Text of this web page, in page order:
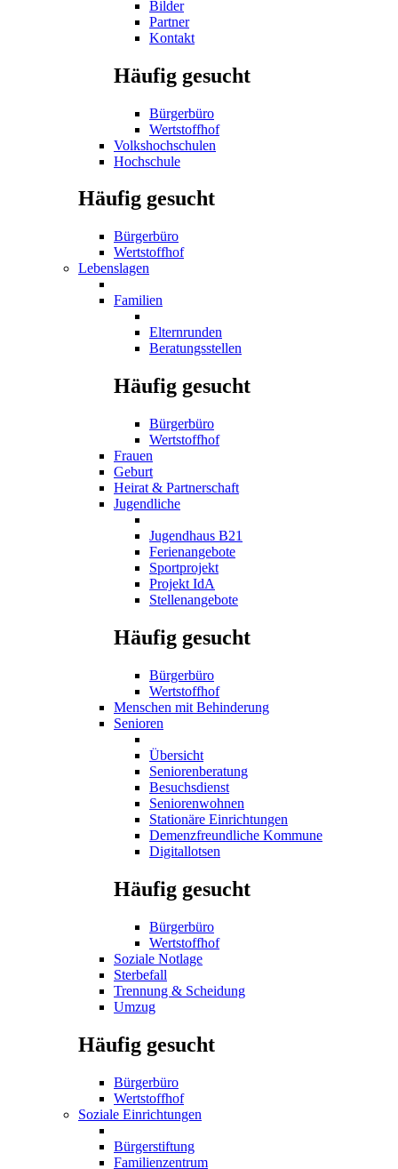
Bilder
Partner
Kontakt
Häufig gesucht
Bürgerbüro
Wertstoffhof
Volkshochschulen
Hochschule
Häufig gesucht
Bürgerbüro
Wertstoffhof
Lebenslagen
Familien
Elternrunden
Beratungsstellen
Häufig gesucht
Bürgerbüro
Wertstoffhof
Frauen
Geburt
Heirat & Partnerschaft
Jugendliche
Jugendhaus B21
Ferienangebote
Sportprojekt
Projekt IdA
Stellenangebote
Häufig gesucht
Bürgerbüro
Wertstoffhof
Menschen mit Behinderung
Senioren
Übersicht
Seniorenberatung
Besuchsdienst
Seniorenwohnen
Stationäre Einrichtungen
Demenzfreundliche Kommune
Digitallotsen
Häufig gesucht
Bürgerbüro
Wertstoffhof
Soziale Notlage
Sterbefall
Trennung & Scheidung
Umzug
Häufig gesucht
Bürgerbüro
Wertstoffhof
Soziale Einrichtungen
Bürgerstiftung
Familienzentrum